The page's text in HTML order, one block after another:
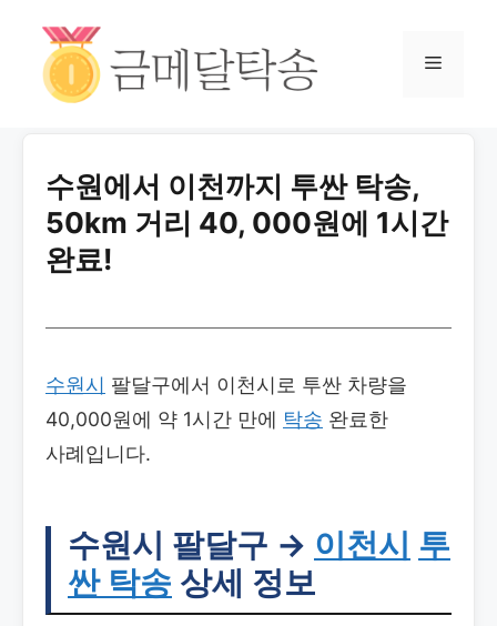
수원에서 이천까지 투싼 탁송,
50km 거리 40, 000원에 1시간
완료!
수원시 팔달구에서 이천시로 투싼 차량을
40,000원에 약 1시간 만에 탁송 완료한
사례입니다.
수원시 팔달구 → 이천시 투
싼 탁송 상세 정보